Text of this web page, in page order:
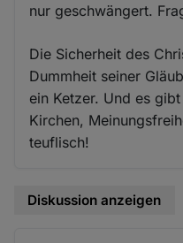
nur geschwängert.
Die Sicherheit des
Dummheit seiner
ein Ketzer. Und es
Kirchen,
teuflisch!
Diskussion anzeigen